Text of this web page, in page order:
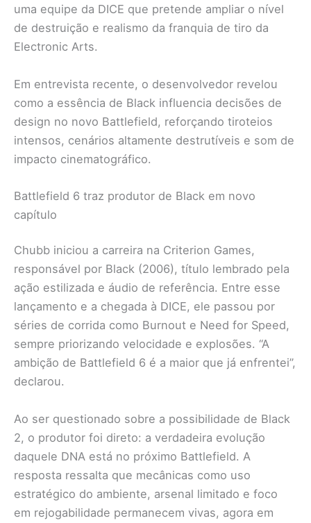
uma equipe da DICE que pretende ampliar o nível
de destruição e realismo da franquia de tiro da
Electronic Arts.
Em entrevista recente, o desenvolvedor revelou
como a essência de Black influencia decisões de
design no novo Battlefield, reforçando tiroteios
intensos, cenários altamente destrutíveis e som de
impacto cinematográfico.
Battlefield 6 traz produtor de Black em novo
capítulo
Chubb iniciou a carreira na Criterion Games,
responsável por Black (2006), título lembrado pela
ação estilizada e áudio de referência. Entre esse
lançamento e a chegada à DICE, ele passou por
séries de corrida como Burnout e Need for Speed,
sempre priorizando velocidade e explosões. “A
ambição de Battlefield 6 é a maior que já enfrentei”,
declarou.
Ao ser questionado sobre a possibilidade de Black
2, o produtor foi direto: a verdadeira evolução
daquele DNA está no próximo Battlefield. A
resposta ressalta que mecânicas como uso
estratégico do ambiente, arsenal limitado e foco
em rejogabilidade permanecem vivas, agora em